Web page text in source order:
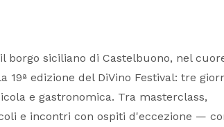
il borgo siciliano di Castelbuono, nel
19ª edizione del DiVino Festival: tre
e gastronomica. Tra masterclass,
e incontri con ospiti d'eccezione —